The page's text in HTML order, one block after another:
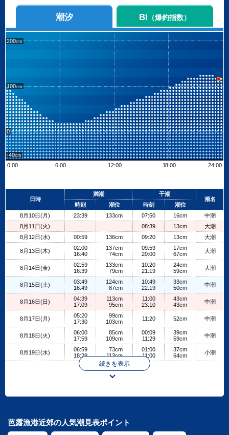
潮汐 BI （爆釣指数）
200
100
0
-40
0:00
6:00 12:00 18:00 24:00
+
日時
満潮
干潮
潮名
時刻
潮位 時刻
潮位
8月10日(月)
23:39 133cm 07:50 16cm
中潮
8月11日(火)
08:39 13cm
大潮
8月12日(水)
00:59 136cm 09:20 13cm 大潮
8月13日(木)
02:00
16:40
137cm
74cm
09:59
20:00
17cm
67cm
大潮
8月14日(金)
02:59
16:39
133cm
79cm
10:20
21:19
24cm
59cm
大潮
8月15日(土)
03:49
16:49
124cm
87cm
10:49
22:19
33cm
50cm
中潮
8月16日(日)
04:39
17:09
113cm
95cm
11:00
23:10
43cm
43cm
中潮
8月17日(月)
05:20
17:30
99cm
103cm
11:20 52cm 中潮
8月18日(火)
06:00
17:59
85cm
109cm
00:09
11:29
39cm
59cm
中潮
8月19日(水)
06:59
18:29
73cm
113cm
01:00
11:00
37cm
64cm
小潮
続きを表示
芭露漁港近郊の人気潮見表ポイント